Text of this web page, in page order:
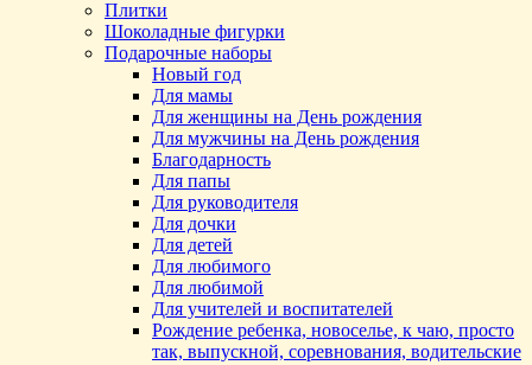
Плитки
Шоколадные фигурки
Подарочные наборы
Новый год
Для мамы
Для женщины на День рождения
Для мужчины на День рождения
Благодарность
Для папы
Для руководителя
Для дочки
Для детей
Для любимого
Для любимой
Для учителей и воспитателей
Рождение ребенка, новоселье, к чаю, просто
так, выпускной, соревнования, водительские